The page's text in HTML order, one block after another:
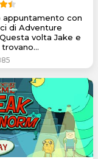
appuntamento con
di Adventure
volta Jake e
trovano...